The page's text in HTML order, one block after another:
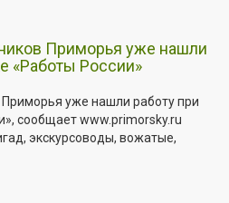
Приморья уже нашли
«Работы России»
уже нашли работу при
сообщает www.primorsky.ru
экскурсоводы, вожатые,